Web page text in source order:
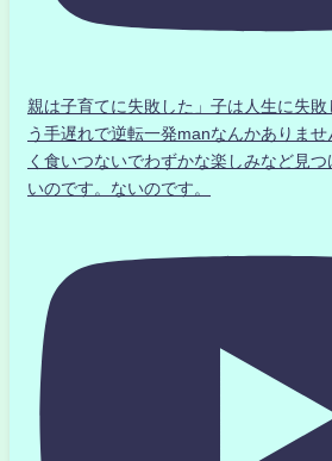
親は子育てに失敗した」子は人生に失敗
う手遅れで逆転一発manなんかありま
く食いつないでわずかな楽しみなど見
いのです。ないのです。